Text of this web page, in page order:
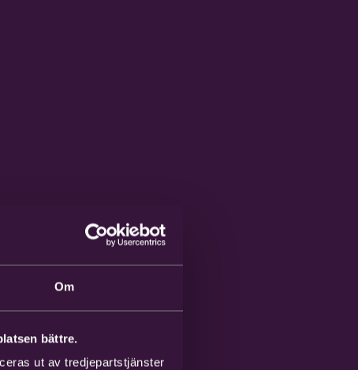
Om
bättre.
ut av tredjepartstjänster